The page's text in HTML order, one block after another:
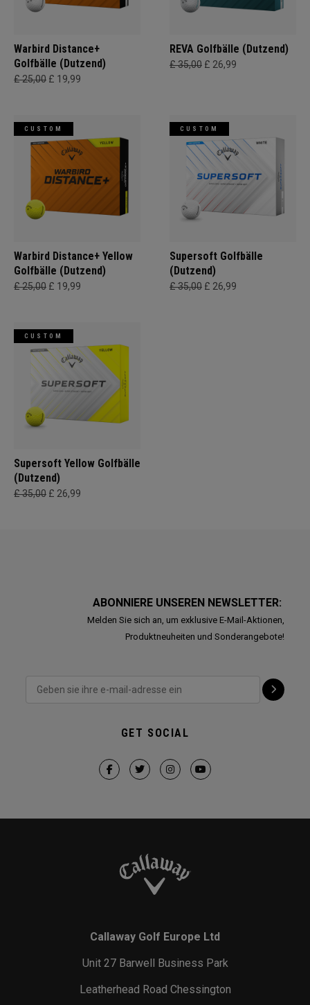
Warbird Distance+
Golfbälle (Dutzend)
£ 25,00 £ 19,99
REVA Golfbälle (Dutzend)
£ 35,00 £ 26,99
CUSTOM
Warbird Distance+ Yellow
Golfbälle (Dutzend)
£ 25,00 £ 19,99
CUSTOM
Supersoft Golfbälle
(Dutzend)
£ 35,00 £ 26,99
CUSTOM
Supersoft Yellow Golfbälle
(Dutzend)
£ 35,00 £ 26,99
ABONNIERE UNSEREN NEWSLETTER:
Melden Sie sich an, um exklusive E-Mail-Aktionen,
Produktneuheiten und Sonderangebote!
GET SOCIAL
Callaway Golf Europe Ltd
Unit 27 Barwell Business Park
Leatherhead Road Chessington